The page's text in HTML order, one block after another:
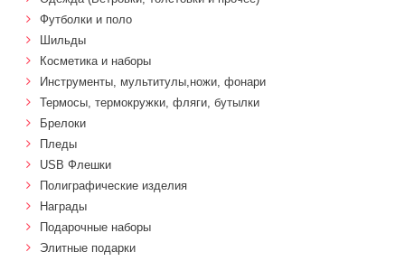
Футболки и поло
Шильды
Косметика и наборы
Инструменты, мультитулы,ножи, фонари
Термосы, термокружки, фляги, бутылки
Брелоки
Пледы
USB Флешки
Полиграфические изделия
Награды
Подарочные наборы
Элитные подарки